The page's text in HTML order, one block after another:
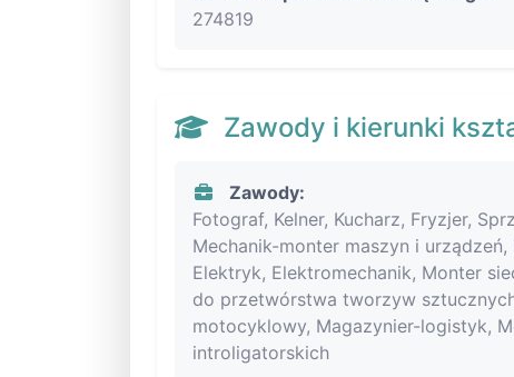
274819
Zawody i kierunki
Zawody:
Fotograf, Kelner, Kucharz, Fryzjer,
Mechanik-monter maszyn i
Elektryk, Elektromechanik, Monter
do przetwórstwa tworzyw
motocyklowy, Magazynier-logistyk,
introligatorskich